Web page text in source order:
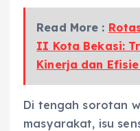
Read More :
II Kota Bekasi:
Kinerja dan
Di tengah sorotan
masyarakat, isu